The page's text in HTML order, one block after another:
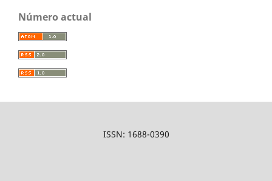
Número actual
ISSN: 1688-0390